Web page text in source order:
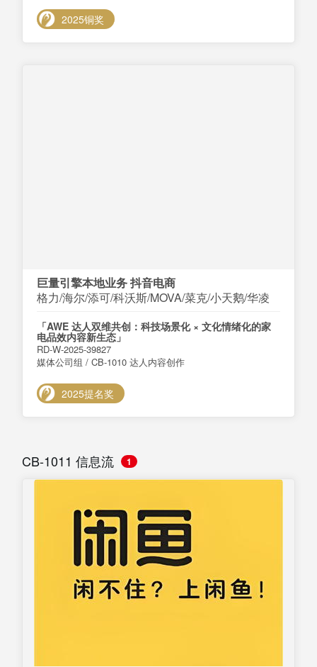
2025铜奖
巨量引擎本地业务 抖音电商
格力/海尔/添可/科沃斯/MOVA/菜克/小天鹅/华凌
「AWE 达人双维共创：科技场景化 × 文化情绪化的家
电品效内容新生态」
RD-W-2025-39827
媒体公司组 / CB-1010 达人内容创作
2025提名奖
CB-1011 信息流 1